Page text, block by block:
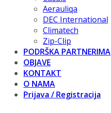
Aerauliqa
DEC International
Climatech
Zip-Clip
PODRŠKA PARTNERIMA
OBJAVE
KONTAKT
O NAMA
Prijava / Registracija